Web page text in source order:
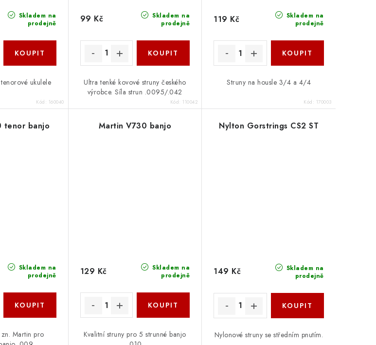
Skladem na
prodejně
ukulele
Kód: 160040
Skladem na
prodejně
99 Kč
Ultra tenké kovové struny českého
výrobce. Síla strun .0095/.042
Kód: 110042
Skladem na
prodejně
119 Kč
Struny na housle 3/4 a 4/4
Kód: 170003
tenor banjo
Skladem na
prodejně
zn. Martin pro
Martin V730 banjo
Skladem na
prodejně
129 Kč
Kvalitní struny pro 5 strunné banjo
Nylton Gorstrings CS2 ST
Skladem na
prodejně
149 Kč
Nylonové struny se středním pnutím.